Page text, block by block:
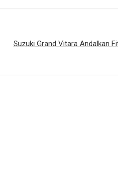
Suzuki Grand Vitara Andalkan